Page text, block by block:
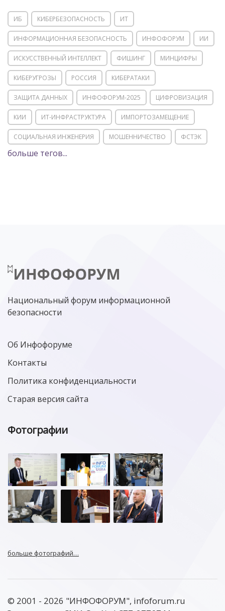
ИБ КИБЕРБЕЗОПАСНОСТЬ ИТ
ИНФОРМАЦИОННАЯ БЕЗОПАСНОСТЬ ИНФОФОРУМ ИИ
ИСКУССТВЕННЫЙ ИНТЕЛЛЕКТ ФИШИНГ МИНЦИФРЫ
КИБЕРУГРОЗЫ РОССИЯ КИБЕРАТАКИ
ЗАЩИТА ДАННЫХ ИНФОФОРУМ-2025 ЦИФРОВИЗАЦИЯ
КИИ ИТ-ИНФРАСТРУКТУРА ИМПОРТОЗАМЕЩЕНИЕ
СОЦИАЛЬНАЯ ИНЖЕНЕРИЯ МОШЕННИЧЕСТВО ФСТЭК
POSITIVE TECHNOLOGIES
МИНЦИФРЫ РОССИИ NGFW
больше тегов...
Национальный форум информационной
безопасности
Об Инфофоруме
Контакты
Политика конфиденциальности
Старая версия сайта
Фотографии
больше фотографий…
© 2001 - 2026 "ИНФОФОРУМ", infoforum.ru